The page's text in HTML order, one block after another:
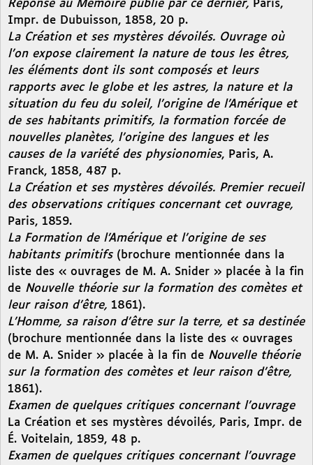
Réponse au Mémoire publié par ce dernier, Paris,
Impr. de Dubuisson, 1858, 20 p.
La Création et ses mystères dévoilés. Ouvrage où
l’on expose clairement la nature de tous les êtres,
les éléments dont ils sont composés et leurs
rapports avec le globe et les astres, la nature et la
situation du feu du soleil, l’origine de l’Amérique et
de ses habitants primitifs, la formation forcée de
nouvelles planètes, l’origine des langues et les
causes de la variété des physionomies, Paris, A.
Franck, 1858, 487 p.
La Création et ses mystères dévoilés. Premier recueil
des observations critiques concernant cet ouvrage,
Paris, 1859.
La Formation de l’Amérique et l’origine de ses
habitants primitifs (brochure mentionnée dans la
liste des « ouvrages de M. A. Snider » placée à la fin
de Nouvelle théorie sur la formation des comètes et
leur raison d’être, 1861).
L’Homme, sa raison d’être sur la terre, et sa destinée
(brochure mentionnée dans la liste des « ouvrages
de M. A. Snider » placée à la fin de Nouvelle théorie
sur la formation des comètes et leur raison d’être,
1861).
Examen de quelques critiques concernant l’ouvrage
La Création et ses mystères dévoilés, Paris, Impr. de
É. Voitelain, 1859, 48 p.
Examen de quelques critiques concernant l’ouvrage